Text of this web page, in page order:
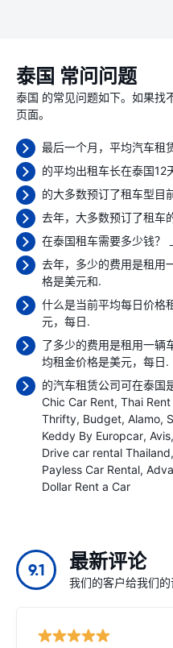
泰国 常问问题
泰国 的常见问题如下。如果找
页面。
最后一个月，平均汽车租
的平均出租车长在泰国12
的大多数预订了租车型目
去年，大多数预订了租车
在泰国租车需要多少钱？
去年，多少的费用是租用
格是美元和.
什么是当前平均每日价格
元，每日.
了多少的费用是租用一辆
均租金价格是美元，每日.
的汽车租赁公司可在泰国是
Chic Car Rent Thai
Thrifty Budget Alamo
Keddy By Europcar Avis
Drive car rental Thailand
Payless Car Rental
Dollar Rent a Car
9.1 最新评论
我们的客户给我们